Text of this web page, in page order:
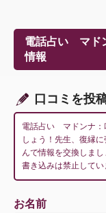
ー
シ
ョ
電話占い マド
情報
口コミを投
電話占い マドンナ：
しょう！先生、復縁
んで情報を交換しま
書き込みは禁止してい
お名前